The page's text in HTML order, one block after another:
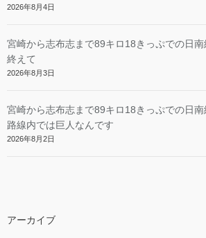
2026年8月4日
宮崎から志布志まで89キロ18きっぷでの日
終えて
2026年8月3日
宮崎から志布志まで89キロ18きっぷでの日
路線内では巨人なんです
2026年8月2日
アーカイブ